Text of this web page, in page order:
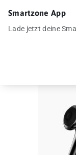
Smartzone App
Lade jetzt deine